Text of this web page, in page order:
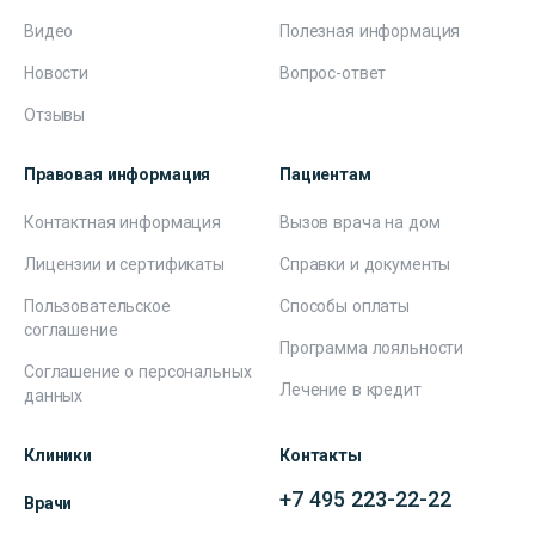
Видео
Новости
Отзывы
Полезная информация
Вопрос-ответ
Правовая информация
Контактная информация
Лицензии и сертификаты
Пользовательское
соглашение
Соглашение о персональных
данных
Пациентам
Вызов врача на дом
Справки и документы
Способы оплаты
Программа лояльности
Лечение в кредит
Клиники
Врачи
Контакты
+7 495 223-22-22